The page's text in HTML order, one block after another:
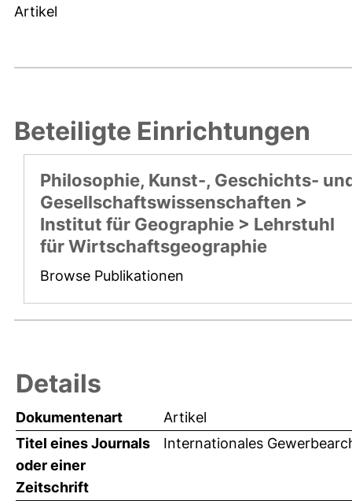
Artikel
Beteiligte Einrichtungen
Philosophie, Kunst-, Geschichts-
Gesellschaftswissenschaften >
Institut für Geographie > Lehrstuhl
für Wirtschaftsgeographie
Browse Publikationen
Details
Dokumentenart
Artikel
Titel eines Journals
oder einer
Zeitschrift
Internationales